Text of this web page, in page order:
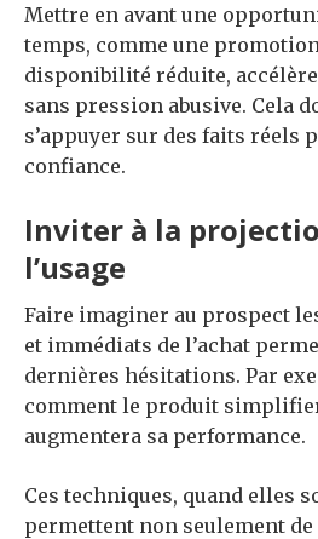
Mettre en avant une
temps, comme une
disponibilité réduite,
sans pression abusive. Cela
s’appuyer sur des faits réels
confiance.
Inviter à la
l’usage
Faire imaginer au prospect
et immédiats de l’achat
dernières hésitations. Par
comment le produit
augmentera sa performance.
Ces techniques, quand elles
permettent non seulement